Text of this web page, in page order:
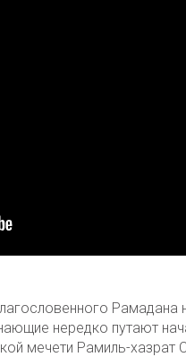
Рамадана
нередко путают
мечети Рамиль-хазрат